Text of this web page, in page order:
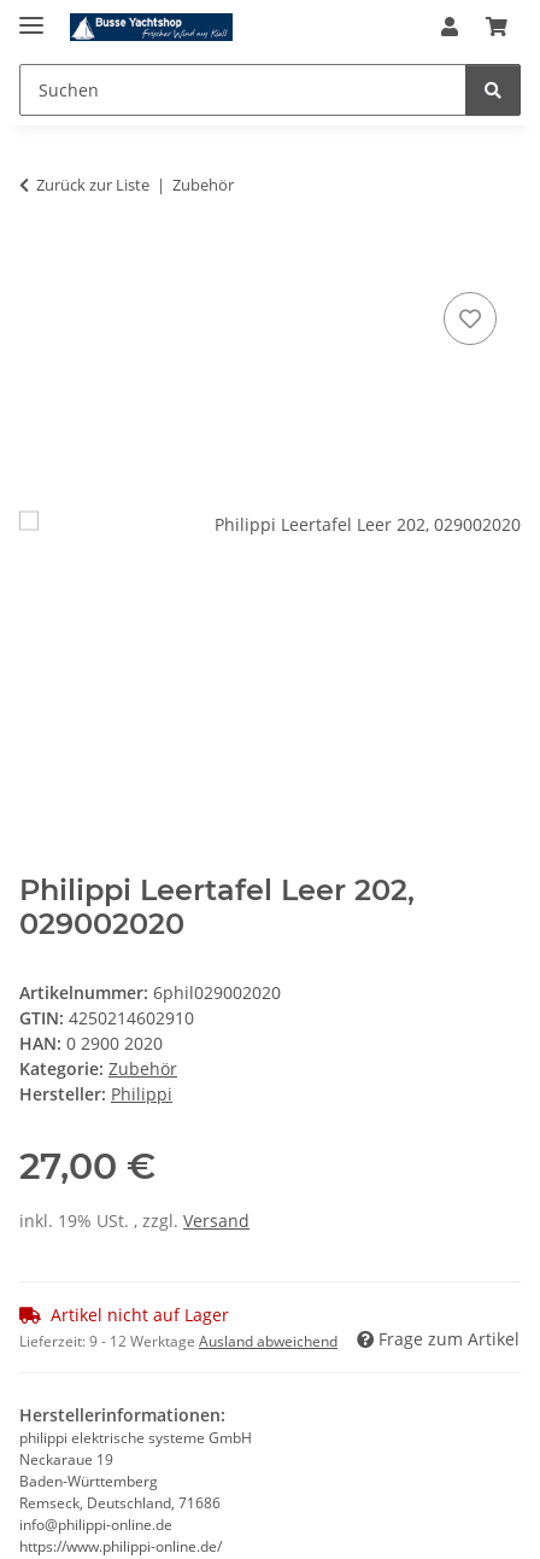
Zurück zur Liste Zubehör
Philippi Leertafel Leer 202,
029002020
Artikelnummer: 6phil029002020
GTIN: 4250214602910
HAN: 0 2900 2020
Kategorie: Zubehör
Hersteller: Philippi
27,00 €
inkl. 19% USt. , zzgl. Versand
Artikel nicht auf Lager
Lieferzeit:9 - 12 Werktage Ausland abweichend Frage zum Artikel
Herstellerinformationen:
philippi elektrische systeme GmbH
Neckaraue 19
Baden-Württemberg
Remseck, Deutschland, 71686
info@philippi-online.de
https://www.philippi-online.de/